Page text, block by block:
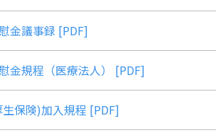
金議事録 [PDF]
金規程（医療法人） [PDF]
保険)加入規程 [PDF]